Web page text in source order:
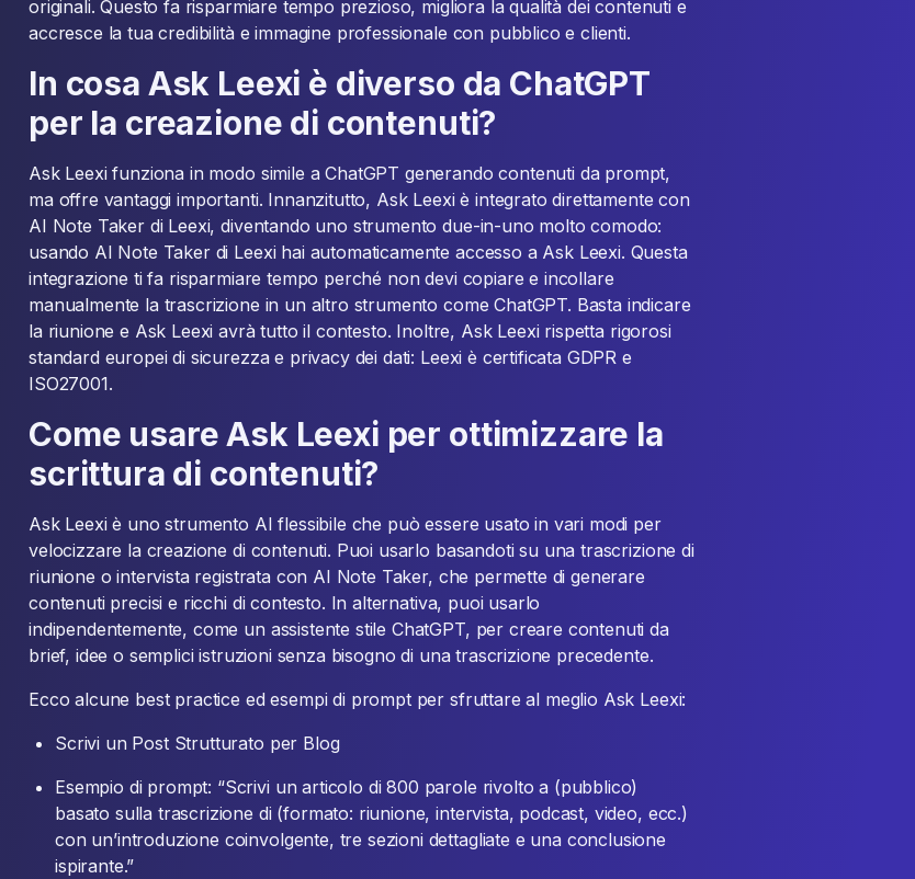
originali. Questo fa risparmiare tempo prezioso, migliora la qualità dei contenuti e
accresce la tua credibilità e immagine professionale con pubblico e clienti.
In cosa Ask Leexi è diverso da ChatGPT
per la creazione di contenuti?
Ask Leexi funziona in modo simile a ChatGPT generando contenuti da prompt,
ma offre vantaggi importanti. Innanzitutto, Ask Leexi è integrato direttamente con
AI Note Taker di Leexi, diventando uno strumento due-in-uno molto comodo:
usando AI Note Taker di Leexi hai automaticamente accesso a Ask Leexi. Questa
integrazione ti fa risparmiare tempo perché non devi copiare e incollare
manualmente la trascrizione in un altro strumento come ChatGPT. Basta indicare
la riunione e Ask Leexi avrà tutto il contesto. Inoltre, Ask Leexi rispetta rigorosi
standard europei di sicurezza e privacy dei dati: Leexi è certificata GDPR e
ISO27001.
Come usare Ask Leexi per ottimizzare la
scrittura di contenuti?
Ask Leexi è uno strumento AI flessibile che può essere usato in vari modi per
velocizzare la creazione di contenuti. Puoi usarlo basandoti su una trascrizione di
riunione o intervista registrata con AI Note Taker, che permette di generare
contenuti precisi e ricchi di contesto. In alternativa, puoi usarlo
indipendentemente, come un assistente stile ChatGPT, per creare contenuti da
brief, idee o semplici istruzioni senza bisogno di una trascrizione precedente.
Ecco alcune best practice ed esempi di prompt per sfruttare al meglio Ask Leexi:
Scrivi un Post Strutturato per Blog
Esempio di prompt: “Scrivi un articolo di 800 parole rivolto a (pubblico)
basato sulla trascrizione di (formato: riunione, intervista, podcast, video, ecc.)
con un’introduzione coinvolgente, tre sezioni dettagliate e una conclusione
ispirante.”